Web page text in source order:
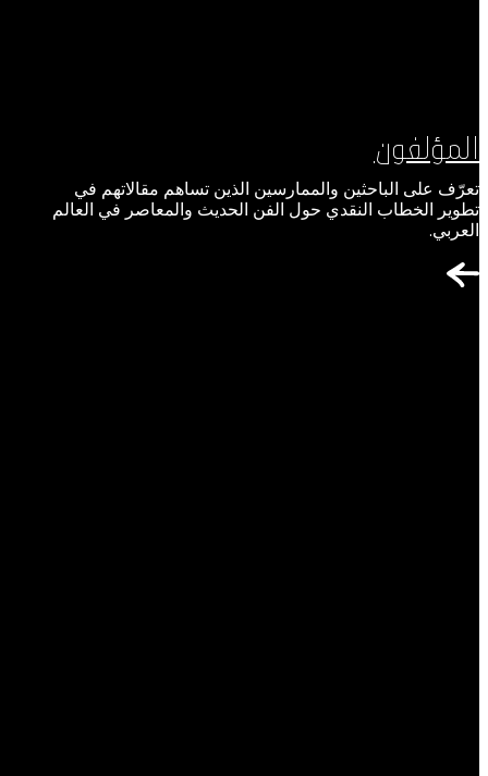
المؤلفون
تعرّف على الباحثين والممارسين الذين تساهم مقالاتهم في
تطوير الخطاب النقدي حول الفن الحديث والمعاصر في العالم
العربي.